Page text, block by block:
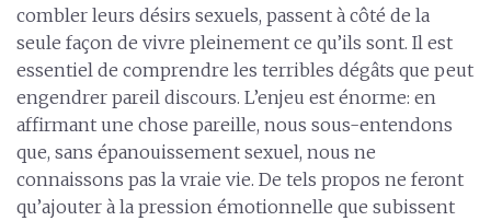
combler leurs désirs sexuels, passent à côté de la
seule façon de vivre pleinement ce qu’ils sont. Il est
essentiel de comprendre les terribles dégâts que peut
engendrer pareil discours. L’enjeu est énorme: en
affirmant une chose pareille, nous sous-entendons
que, sans épanouissement sexuel, nous ne
connaissons pas la vraie vie. De tels propos ne feront
qu’ajouter à la pression émotionnelle que subissent